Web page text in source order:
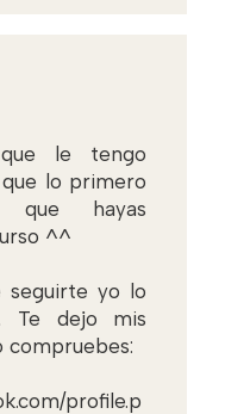
le tengo
que lo primero
que hayas
^^
seguirte yo lo
Te dejo mis
compruebes:
profile.p